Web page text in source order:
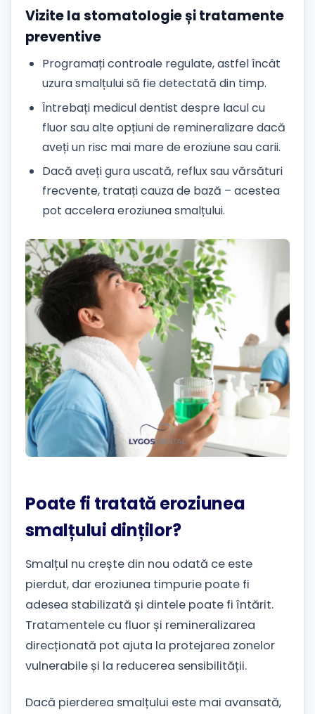
Vizite la stomatologie și tratamente
preventive
Programați controale regulate, astfel încât
uzura smalțului să fie detectată din timp.
Întrebați medicul dentist despre lacul cu
fluor sau alte opțiuni de remineralizare dacă
aveți un risc mai mare de eroziune sau carii.
Dacă aveți gura uscată, reflux sau vărsături
frecvente, tratați cauza de bază – acestea
pot accelera eroziunea smalțului.
Poate fi tratată eroziunea
smalțului dinților?
Smalțul nu crește din nou odată ce este
pierdut, dar eroziunea timpurie poate fi
adesea stabilizată și dintele poate fi întărit.
Tratamentele cu fluor și remineralizarea
direcționată pot ajuta la protejarea zonelor
vulnerabile și la reducerea sensibilității.
Dacă pierderea smalțului este mai avansată,